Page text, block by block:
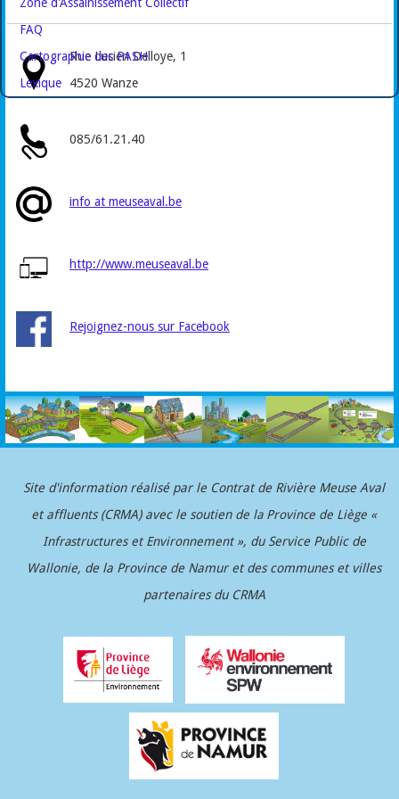
FAQ
Cartographie des PASH
Lexique
Rue Lucien Delloye, 1
4520 Wanze
085/61.21.40
info at meuseaval.be
http://www.meuseaval.be
Rejoignez-nous sur Facebook
Site d'information réalisé par le Contrat de Rivière Meuse Aval
et affluents (CRMA) avec le soutien de la Province de Liège «
Infrastructures et Environnement », du Service Public de
Wallonie, de la Province de Namur et des communes et villes
partenaires du CRMA